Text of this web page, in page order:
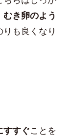
むき卵のよう
も良くなり
すすぐことを